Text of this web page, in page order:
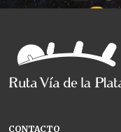
CONTACTO